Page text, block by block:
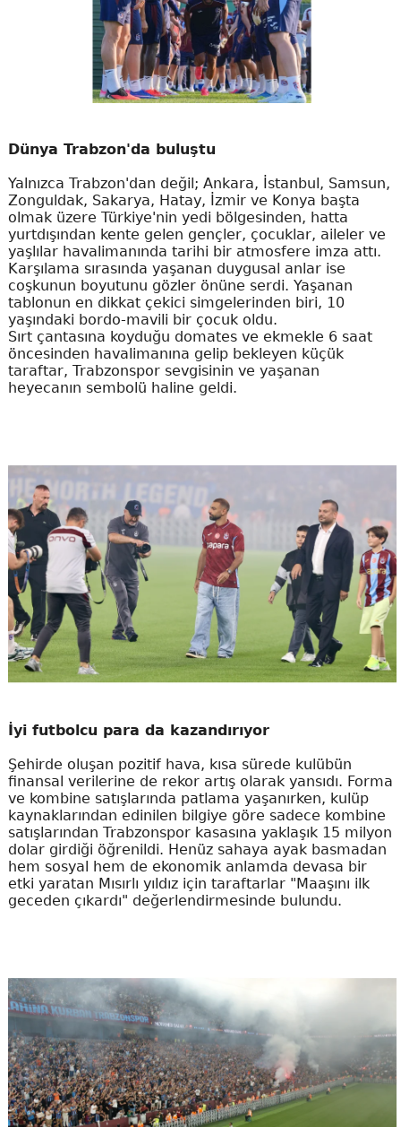
Dünya Trabzon'da buluştu
Yalnızca Trabzon'dan değil; Ankara, İstanbul, Samsun,
Zonguldak, Sakarya, Hatay, İzmir ve Konya başta
olmak üzere Türkiye'nin yedi bölgesinden, hatta
yurtdışından kente gelen gençler, çocuklar, aileler ve
yaşlılar havalimanında tarihi bir atmosfere imza attı.
Karşılama sırasında yaşanan duygusal anlar ise
coşkunun boyutunu gözler önüne serdi. Yaşanan
tablonun en dikkat çekici simgelerinden biri, 10
yaşındaki bordo-mavili bir çocuk oldu.
Sırt çantasına koyduğu domates ve ekmekle 6 saat
öncesinden havalimanına gelip bekleyen küçük
taraftar, Trabzonspor sevgisinin ve yaşanan
heyecanın sembolü haline geldi.
İyi futbolcu para da kazandırıyor
Şehirde oluşan pozitif hava, kısa sürede kulübün
finansal verilerine de rekor artış olarak yansıdı. Forma
ve kombine satışlarında patlama yaşanırken, kulüp
kaynaklarından edinilen bilgiye göre sadece kombine
satışlarından Trabzonspor kasasına yaklaşık 15 milyon
dolar girdiği öğrenildi. Henüz sahaya ayak basmadan
hem sosyal hem de ekonomik anlamda devasa bir
etki yaratan Mısırlı yıldız için taraftarlar "Maaşını ilk
geceden çıkardı" değerlendirmesinde bulundu.